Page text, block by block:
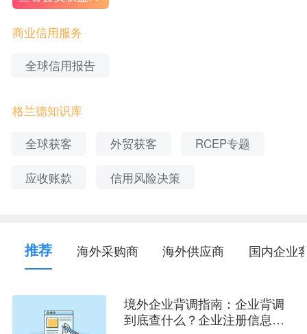
行、海关失信等异常记录。
然后，商标、专利、著作权、各类认证等，呈现供
力等。
最后，财务实力展示当前及未来发展潜力，国外买
力、资金周转能力、未来发展潜力等。借此对供应
商业信用服务
全球信用报告
格兰德知识库
全球获客 外贸获客 RCEP专题
应收账款 信用风险决策
推荐 海外采购商 海外供应商 国内企业
境外企业背调指南：企业背调
到底查什么？企业注册信息、